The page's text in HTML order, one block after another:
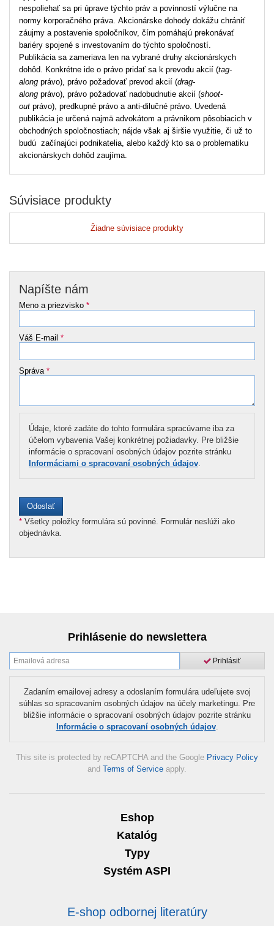
nespoliehať sa pri úprave týchto práv a povinností výlučne na
normy korporačného práva. Akcionárske dohody dokážu chrániť
záujmy a postavenie spoločníkov, čím pomáhajú prekonávať
bariéry spojené s investovaním do týchto spoločností.
Publikácia sa zameriava len na vybrané druhy akcionárskych
dohôd. Konkrétne ide o právo pridať sa k prevodu akcií (tag-
along právo), právo požadovať prevod akcií (drag-
along právo), právo požadovať nadobudnutie akcií (shoot-
out právo), predkupné právo a anti-dilučné právo. Uvedená
publikácia je určená najmä advokátom a právnikom pôsobiacich v
obchodných spoločnostiach; nájde však aj širšie využitie, či už to
budú začínajúci podnikatelia, alebo každý kto sa o problematiku
akcionárskych dohôd zaujíma.
Súvisiace produkty
Žiadne súvisiace produkty
Napíšte nám
Meno a priezvisko *
Váš E-mail *
Správa *
Údaje, ktoré zadáte do tohto formulára spracúvame iba za
účelom vybavenia Vašej konkrétnej požiadavky. Pre bližšie
informácie o spracovaní osobných údajov pozrite stránku
Informáciami o spracovaní osobných údajov
* Všetky položky formulára sú povinné. Formulár neslúži ako
objednávka.
Prihlásenie do newslettera
Prihlásiť
Zadaním emailovej adresy a odoslaním formulára udeľujete svoj
súhlas so spracovaním osobných údajov na účely marketingu. Pre
bližšie informácie o spracovaní osobných údajov pozrite stránku
Informácie o spracovaní osobných údajov.
This site is protected by reCAPTCHA and the Google Privacy Policy
and Terms of Service apply.
Eshop
Katalóg
Typy
Systém ASPI
E-shop odbornej literatúry